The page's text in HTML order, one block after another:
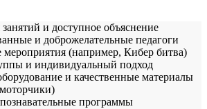
и доступное объяснение
и доброжелательные педагоги
мероприятия (например, Кибер битва)
и индивидуальный подход
и качественные материалы
программы